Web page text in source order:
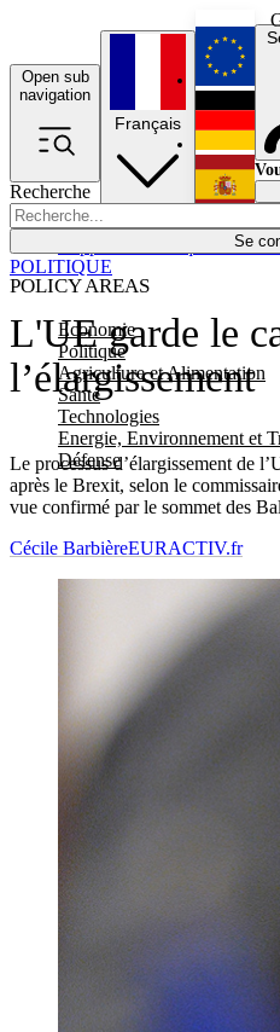
Open sub
navigation
Recherche
Se
POLICY AREAS
Economie
Politique
Agriculture et Alimentation
Santé
Technologies
Energie, Environnement et
Défense
Français
L'UE garde le
l’élargissement
Le processus d’élargissement de
après le Brexit, selon le
vue confirmé par le sommet des
POLITIQUE
Cécile BarbièreEURACTIV.fr